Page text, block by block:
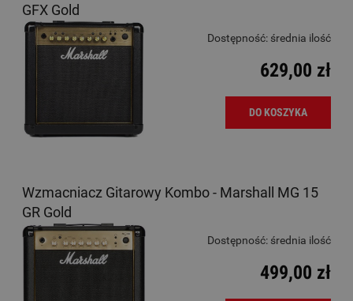
GFX Gold
Dostępność: średnia ilość
629,00 zł
DO KOSZYKA
Wzmacniacz Gitarowy Kombo - Marshall MG 15
GR Gold
Dostępność: średnia ilość
499,00 zł